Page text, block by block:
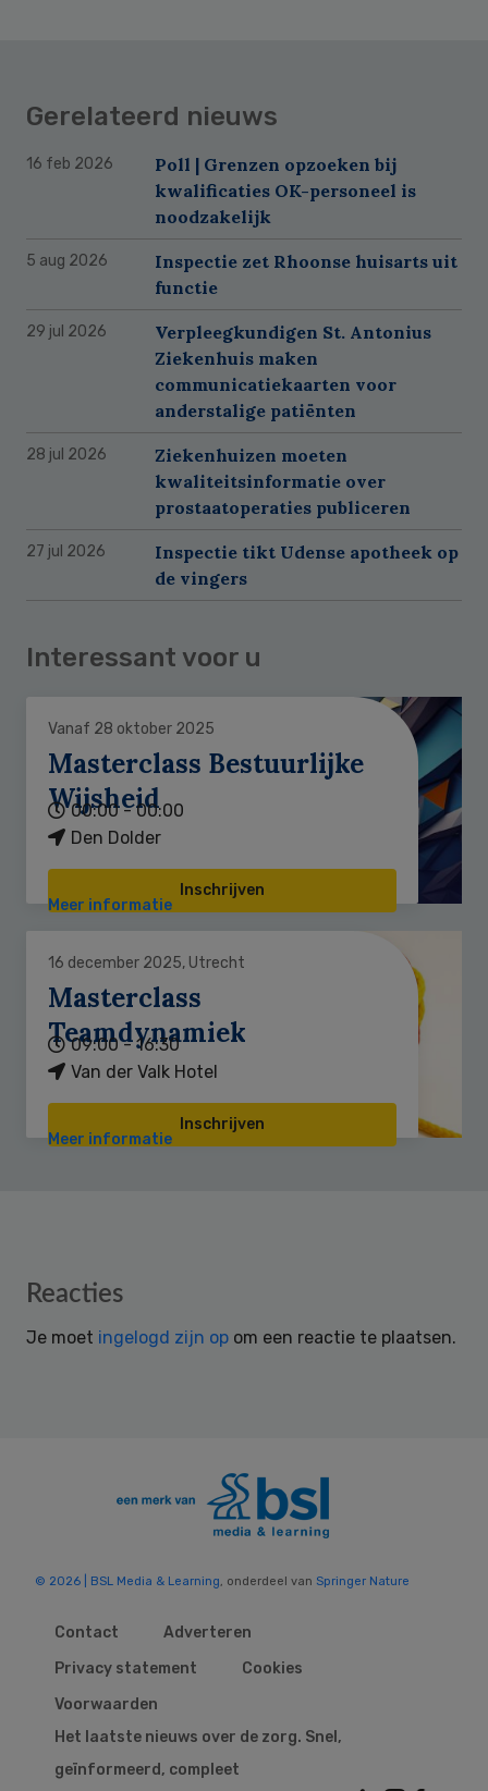
Gerelateerd nieuws
16 feb 2026
Poll | Grenzen opzoeken bij
kwalificaties OK-personeel is
noodzakelijk
5 aug 2026
Inspectie zet Rhoonse huisarts uit
functie
29 jul 2026
Verpleegkundigen St. Antonius
Ziekenhuis maken
communicatiekaarten voor
anderstalige patiënten
28 jul 2026
Ziekenhuizen moeten
kwaliteitsinformatie over
prostaatoperaties publiceren
27 jul 2026
Inspectie tikt Udense apotheek op
de vingers
Interessant voor u
Vanaf 28 oktober 2025
Masterclass Bestuurlijke
Wijsheid
00:00 - 00:00
Den Dolder
Inschrijven
Meer informatie
16 december 2025, Utrecht
Masterclass
Teamdynamiek
09:00 - 16:30
Van der Valk Hotel
Inschrijven
Meer informatie
Reader
Reacties
Je moet ingelogd zijn op om een reactie te plaatsen.
© 2026 | BSL Media & Learning , onderdeel van Springer Nature
Contact
Adverteren
Privacy statement
Cookies
Voorwaarden
Het laatste nieuws over de zorg. Snel,
geïnformeerd, compleet